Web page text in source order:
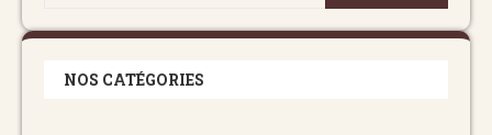
NOS CATÉGORIES